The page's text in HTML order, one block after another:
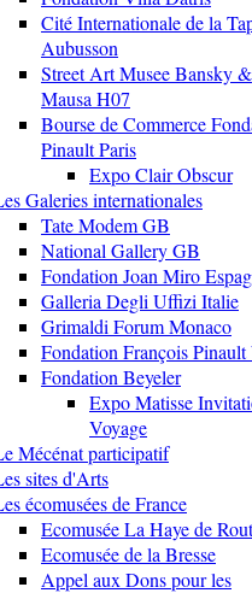
Cité Internationale de la
Aubusson
Street Art Musee Bansky &
Mausa H07
Bourse de Commerce
Pinault Paris
Expo Clair Obscur
Galeries internationales
Tate Modem GB
National Gallery GB
Fondation Joan Miro
Galleria Degli Uffizi Italie
Grimaldi Forum Monaco
Fondation François Pinault
Fondation Beyeler
Expo Matisse
Voyage
Mécénat participatif
sites d'Arts
écomusées de France
Ecomusée La Haye de
Ecomusée de la Bresse
Appel aux Dons pour les